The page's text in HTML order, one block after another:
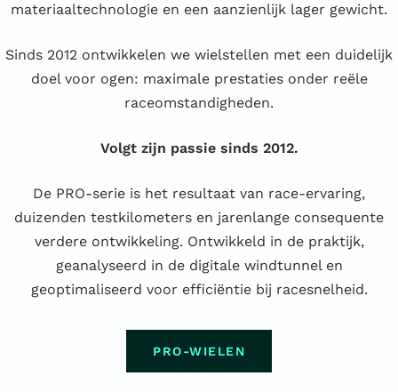
materiaaltechnologie en een aanzienlijk lager gewicht.
Sinds 2012 ontwikkelen we wielstellen met een duidelijk
doel voor ogen: maximale prestaties onder reële
raceomstandigheden.
Volgt zijn passie sinds 2012.
De PRO-serie is het resultaat van race-ervaring,
duizenden testkilometers en jarenlange consequente
verdere ontwikkeling. Ontwikkeld in de praktijk,
geanalyseerd in de digitale windtunnel en
geoptimaliseerd voor efficiëntie bij racesnelheid.
PRO-WIELEN